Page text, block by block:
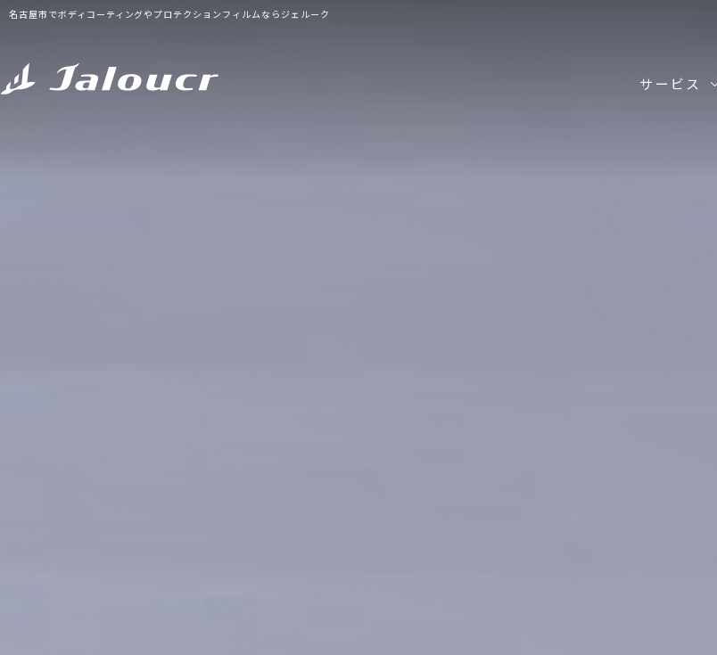
名古屋市でボディコーティングやプロテクションフィルムならジェルーク
サービス